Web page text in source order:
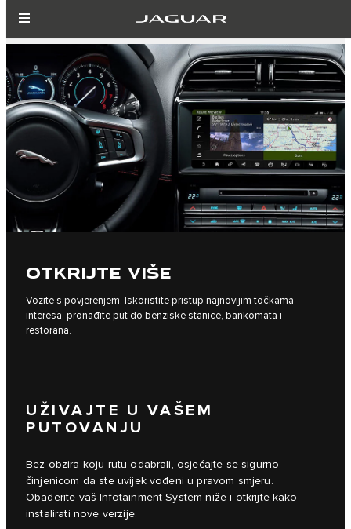
OTKRIJTE VIŠE
Vozite s povjerenjem. Iskoristite pristup najnovijim točkama
interesa, pronađite put do benziske stanice, bankomata i
restorana.
UŽIVAJTE U VAŠEM
PUTOVANJU
Bez obzira koju rutu odabrali, osjećajte se sigurno
činjenicom da ste uvijek vođeni u pravom smjeru.
Obaderite vaš Infotainment System niže i otkrijte kako
instalirati nove verzije.